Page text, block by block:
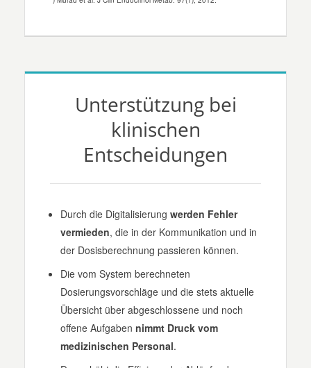
Unterstützung bei
klinischen
Entscheidungen
Durch die Digitalisierungwerden Fehler
vermieden, die in der Kommunikation und in
der Dosisberechnung passieren können.
Die vom System berechneten
Dosierungsvorschläge und die stets aktuelle
Übersicht über abgeschlossene und noch
offene Aufgaben nimmt Druck vom
medizinischen Personal.